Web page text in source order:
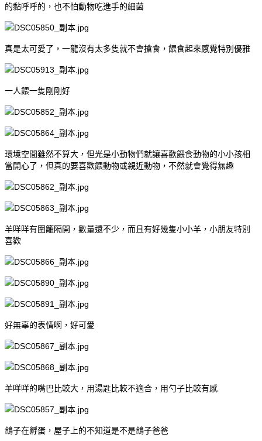
的黏呼呼的，也不怕動物吃進手的細菌
真是太可愛了，一龍沒有太多隻就不會搶食，餵食起來感覺特別優雅
一人餵一隻剛剛好
環境空間雖然不算大，但光是小動物們就讓喜歡餵食動物的小小孩相
當開心了，但真的要喜歡餵動物或親近動物，不然就會覺得無趣
羊咩咩有圍籬隔開，數量還不少，而且有好幾隻小小羊，小朋友特別
喜歡
好無辜的表情啊，好可愛
羊咩咩的嘴巴比較大，用湯匙比較不適合，用勺子比較有感
鴿子在孵蛋，屋子上的不知道是不是鴿子爸爸